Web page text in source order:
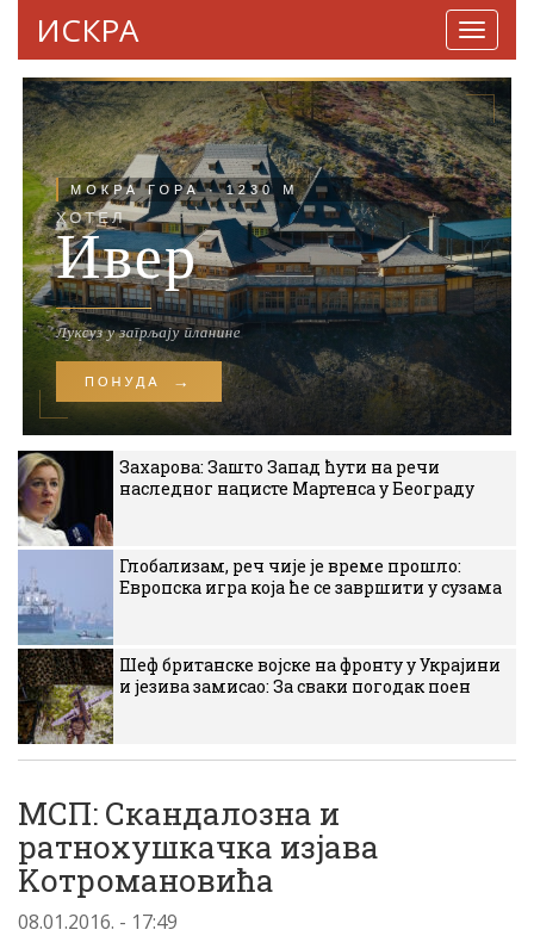
ИСКРА
Захарова: Зашто Запад ћути на речи
наследног нацисте Мартенса у Београду
Глобализам, реч чије је време прошло:
Европска игра која ће се завршити у сузама
Шеф британске војске на фронту у Украјини
и језива замисао: За сваки погодак поен
MСП: Скандалозна и
ратнохушкачка изjава
Kотромановића
08.01.2016. - 17:49